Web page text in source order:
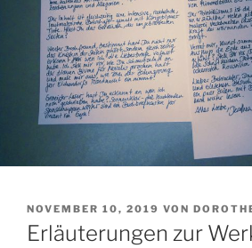
VERÖFFENTLICHT
AM
NOVEMBER 10, 2019 VON
Erläuterungen zur